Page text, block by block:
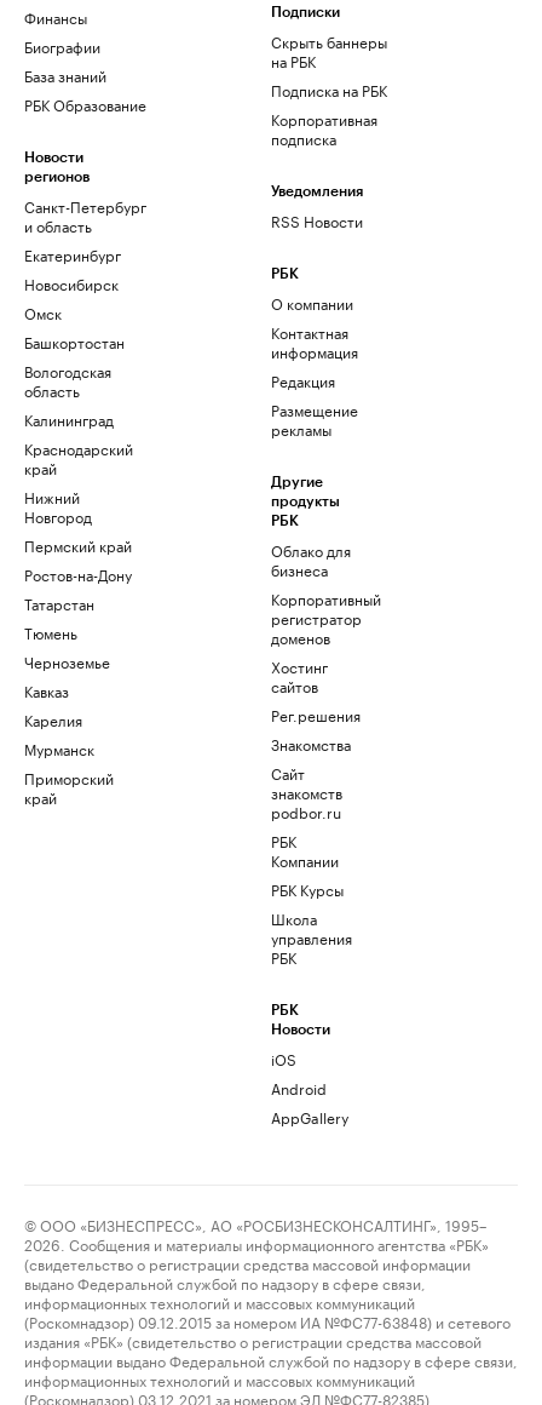
Финансы
Биографии
База знаний
РБК Образование
Новости
регионов
Санкт-Петербург
и область
Екатеринбург
Новосибирск
Омск
Башкортостан
Вологодская
область
Калининград
Краснодарский
край
Нижний
Новгород
Пермский край
Ростов-на-Дону
Татарстан
Тюмень
Черноземье
Кавказ
Карелия
Мурманск
Приморский
край
Подписки
Скрыть баннеры
на РБК
Подписка на РБК
Корпоративная
подписка
Уведомления
RSS Новости
РБК
О компании
Контактная
информация
Редакция
Размещение
рекламы
Другие
продукты
РБК
Облако для
бизнеса
Корпоративный
регистратор
доменов
Хостинг
сайтов
Рег.решения
Знакомства
Сайт
знакомств
podbor.ru
РБК
Компании
РБК Курсы
Школа
управления
РБК
РБК
Новости
iOS
Android
AppGallery
© ООО «БИЗНЕСПРЕСС», АО «РОСБИЗНЕСКОНСАЛТИНГ», 1995–
2026. Сообщения и материалы информационного агентства «РБК»
(свидетельство о регистрации средства массовой информации
выдано Федеральной службой по надзору в сфере связи,
информационных технологий и массовых коммуникаций
(Роскомнадзор) 09.12.2015 за номером ИА №ФС77-63848) и сетевого
издания «РБК» (свидетельство о регистрации средства массовой
информации выдано Федеральной службой по надзору в сфере связи,
информационных технологий и массовых коммуникаций
(Роскомнадзор) 03.12.2021 за номером ЭЛ №ФС77-82385)